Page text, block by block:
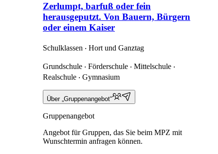
Zerlumpt, barfuß oder fein
herausgeputzt. Von Bauern, Bürgern
oder einem Kaiser
Schulklassen ‧ Hort und Ganztag
Grundschule ‧ Förderschule ‧ Mittelschule ‧
Realschule ‧ Gymnasium
Über „Gruppenangebot“
Gruppenangebot
Angebot für Gruppen, das Sie beim MPZ mit
Wunschtermin anfragen können.